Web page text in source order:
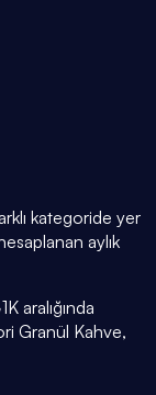
kategoride yer
aylık
aralığında
Granül Kahve,